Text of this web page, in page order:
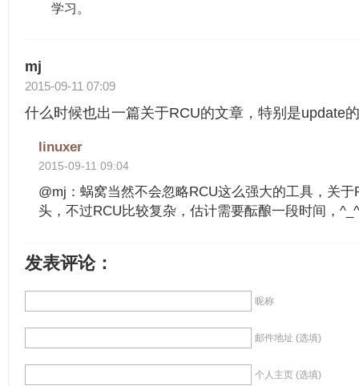
学习。
mj
2015-09-11 07:09
什么时候也出一篇关于RCU的文章，特别是update
linuxer
2015-09-11 09:04
@mj：蜗窝当然不会忽略RCU这么强大的工具，关
头，不过RCU比较复杂，估计需要酝酿一段时间，^_^
发表评论：
昵称
邮件地址 (选填)
个人主页 (选填)